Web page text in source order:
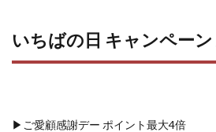
いちばの日 キャンペー
▶ご愛顧感謝デー ポイント最大4倍